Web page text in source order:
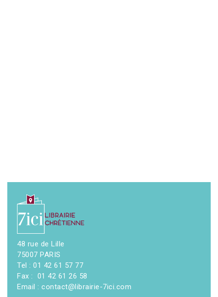
48 rue de Lille
75007 PARIS
Tel : 01 42 61 57 77
Fax : 01 42 61 26 58
Email : contact@librairie-7ici.com